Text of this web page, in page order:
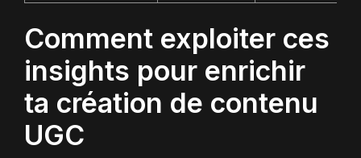
Comment exploiter ces
insights pour enrichir
ta création de contenu
UGC